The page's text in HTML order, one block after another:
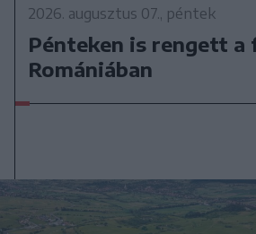
2026. augusztus 07., péntek
Pénteken is rengett a
Romániában